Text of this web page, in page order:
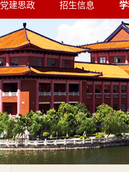
党建思政 招生信息